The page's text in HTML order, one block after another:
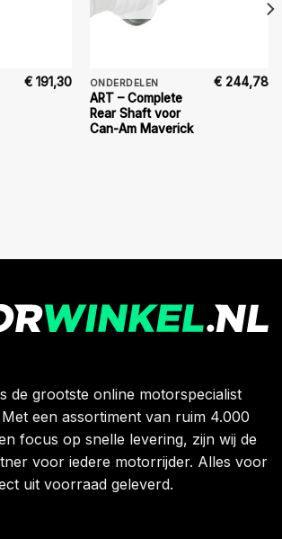
€ 191,30 ONDERDELEN
ART – Complete
Rear Shaft voor
Can-Am Maverick
€ 244,78
de grootste online motorspecialist
een assortiment van ruim 4.000
focus op snelle levering, zijn wij de
voor iedere motorrijder. Alles voor
uit voorraad geleverd.